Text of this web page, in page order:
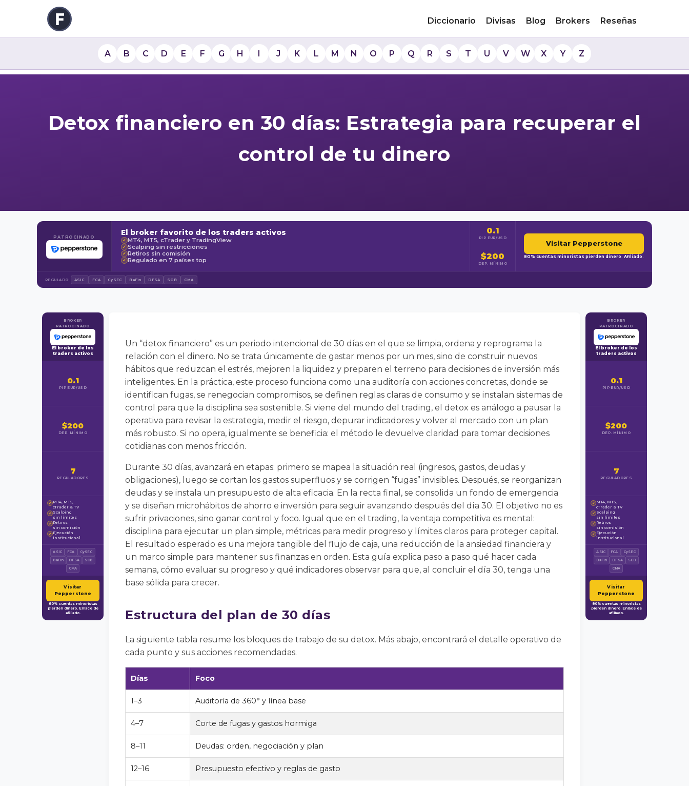
Diccionario Divisas Blog Brokers Reseñas
A B C D E F G H I J K L M N O P Q R S T U V W X Y Z
Detox financiero en 30 días: Estrategia para recuperar el
control de tu dinero
PATROCINADO El broker favorito de los traders activos
✓ MT4, MT5, cTrader y TradingView
✓ Scalping sin restricciones
✓ Retiros sin comisión
✓ Regulado en 7 países top
0.1
PIP EUR/USD
$200
DEP. MÍNIMO
Visitar Pepperstone
80% cuentas minoristas pierden dinero. Afiliado.
REGULADO: ASIC FCA CySEC BaFin DFSA SCB CMA
BROKER
PATROCINADO
El broker de los
traders activos
0.1
PIP EUR/USD
$200
DEP. MÍNIMO
7
REGULADORES
✓ MT4, MT5,
cTrader & TV
✓ Scalping
sin límites
✓ Retiros
sin comisión
✓ Ejecución
institucional
ASIC FCA
CySEC
BaFin
DFSA
SCB
CMA
Visitar
Pepperstone
80% cuentas minoristas
pierden dinero. Enlace de
afiliado.
Un “detox financiero” es un periodo intencional de 30 días en el que se limpia, ordena y reprograma la
relación con el dinero. No se trata únicamente de gastar menos por un mes, sino de construir nuevos
hábitos que reduzcan el estrés, mejoren la liquidez y preparen el terreno para decisiones de inversión más
inteligentes. En la práctica, este proceso funciona como una auditoría con acciones concretas, donde se
identifican fugas, se renegocian compromisos, se definen reglas claras de consumo y se instalan sistemas de
control para que la disciplina sea sostenible. Si viene del mundo del trading, el detox es análogo a pausar la
operativa para revisar la estrategia, medir el riesgo, depurar indicadores y volver al mercado con un plan
más robusto. Si no opera, igualmente se beneficia: el método le devuelve claridad para tomar decisiones
cotidianas con menos fricción.
Durante 30 días, avanzará en etapas: primero se mapea la situación real (ingresos, gastos, deudas y
obligaciones), luego se cortan los gastos superfluos y se corrigen “fugas” invisibles. Después, se reorganizan
deudas y se instala un presupuesto de alta eficacia. En la recta final, se consolida un fondo de emergencia
y se diseñan microhábitos de ahorro e inversión para seguir avanzando después del día 30. El objetivo no es
sufrir privaciones, sino ganar control y foco. Igual que en el trading, la ventaja competitiva es mental:
disciplina para ejecutar un plan simple, métricas para medir progreso y límites claros para proteger capital.
El resultado esperado es una mejora tangible del flujo de caja, una reducción de la ansiedad financiera y
un marco simple para mantener sus finanzas en orden. Esta guía explica paso a paso qué hacer cada
semana, cómo evaluar su progreso y qué indicadores observar para que, al concluir el día 30, tenga una
base sólida para crecer.
Estructura del plan de 30 días
La siguiente tabla resume los bloques de trabajo de su detox. Más abajo, encontrará el detalle operativo de
cada punto y sus acciones recomendadas.
Días Foco
1–3 Auditoría de 360° y línea base
4–7 Corte de fugas y gastos hormiga
8–11 Deudas: orden, negociación y plan
12–16 Presupuesto efectivo y reglas de gasto
BROKER
PATROCINADO
El broker de los
traders activos
0.1
PIP EUR/USD
$200
DEP. MÍNIMO
7
REGULADORES
✓ MT4, MT5,
cTrader & TV
✓ Scalping
sin límites
✓ Retiros
sin comisión
✓ Ejecución
institucional
ASIC FCA
CySEC
BaFin
DFSA
SCB
CMA
Visitar
Pepperstone
80% cuentas minoristas
pierden dinero. Enlace de
afiliado.